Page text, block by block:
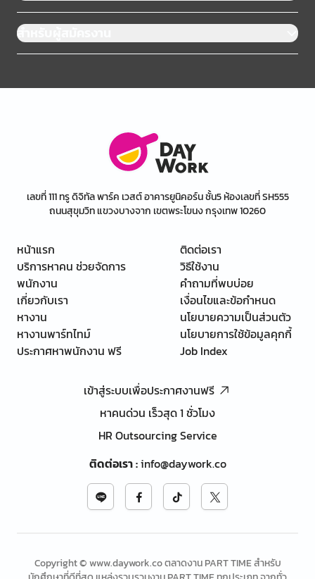
สำหรับผู้สมัครงาน
เลขที่ 111 ทรู ดิจิทัล พาร์ค เวสต์ อาคารยูนิคอร์น ชั้น5 ห้องเลขที่ SH555
ถนนสุขุมวิท แขวงบางจาก เขตพระโขนง กรุงเทพ 10260
หน้าแรก
บริการหาคน ช่วยจัดการ
พนักงาน
เกี่ยวกับเรา
หางาน
หางานพาร์ทไทม์
ประกาศหาพนักงาน ฟรี
ติดต่อเรา
วิธีใช้งาน
คำถามที่พบบ่อย
เงื่อนไขและข้อกำหนด
นโยบายความเป็นส่วนตัว
นโยบายการใช้ข้อมูลคุกกี้
Job Index
เข้าสู่ระบบเพื่อประกาศงานฟรี
หาคนด่วน เร็วสุด 1 ชั่วโมง
HR Outsourcing Service
ติดต่อเรา:info@daywork.co
Copyright © www.daywork.co ตลาดงาน PART TIME สำหรับ